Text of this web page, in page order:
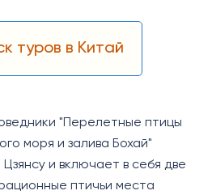
туров в Китай
"Перелетные птицы
моря и залива Бохай"
и включает в себя две
птичьи места